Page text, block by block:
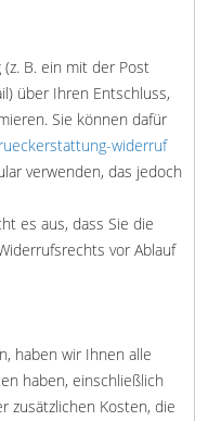
B. ein mit der Post
über Ihren Entschluss,
Sie können dafür
widerruf
verwenden, das jedoch
es aus, dass Sie die
vor Ablauf
haben wir Ihnen alle
haben, einschließlich
zusätzlichen Kosten, die